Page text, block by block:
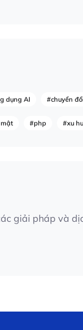
dụng AI #chuyển
#php #xu
giải pháp và